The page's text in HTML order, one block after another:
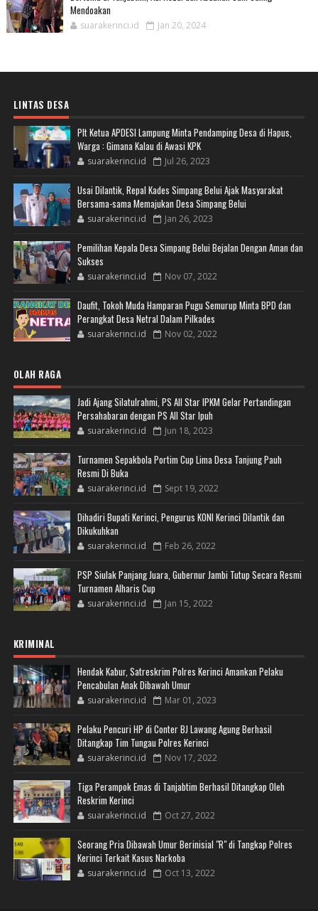
Mendoakan
suarakerinci.id Jan 20, 2024
LINTAS DESA
Plt Ketua APDESI Lampung Minta Pendamping Desa di Hapus,
Warga : Gimana Kalau di Awasi KPK
suarakerinci.id Jul 26, 2023
Usai Dilantik, Repal Kades Simpang Belui Ajak Masyarakat
Bersama-sama Memajukan Desa Simpang Belui
suarakerinci.id Jan 26, 2023
Pemilihan Kepala Desa Simpang Belui Bejalan Dengan Aman dan
Sukses
suarakerinci.id Nov 07, 2022
Daufit, Tokoh Muda Hamparan Pugu Semurup Minta BPD dan
Perangkat Desa Netral Dalam Pilkades
suarakerinci.id Nov 02, 2022
OLAH RAGA
Jadi Ajang Silatulrahmi, PS All Star IPKM Gelar Pertandingan
Persahabaran dengan PS All Star Ipuh
suarakerinci.id Jun 18, 2023
Turnamen Sepakbola Portim Cup Lima Desa Tanjung Pauh
Resmi Di Buka
suarakerinci.id Sept 19, 2022
Dihadiri Bupati Kerinci, Pengurus KONI Kerinci Dilantik dan
Dikukuhkan
suarakerinci.id Feb 26, 2022
PSP Siulak Panjang Juara, Gubernur Jambi Tutup Secara Resmi
Turnamen Alharis Cup
suarakerinci.id Jan 15, 2022
KRIMINAL
Hendak Kabur, Satreskrim Polres Kerinci Amankan Pelaku
Pencabulan Anak Dibawah Umur
suarakerinci.id Mar 01, 2023
Pelaku Pencuri HP di Conter BJ Lawang Agung Berhasil
Ditangkap Tim Tungau Polres Kerinci
suarakerinci.id Nov 17, 2022
Tiga Perampok Emas di Tanjabtim Berhasil Ditangkap Oleh
Reskrim Kerinci
suarakerinci.id Oct 27, 2022
Seorang Pria Dibawah Umur Berinisial "R" di Tangkap Polres
Kerinci Terkait Kasus Narkoba
suarakerinci.id Oct 13, 2022